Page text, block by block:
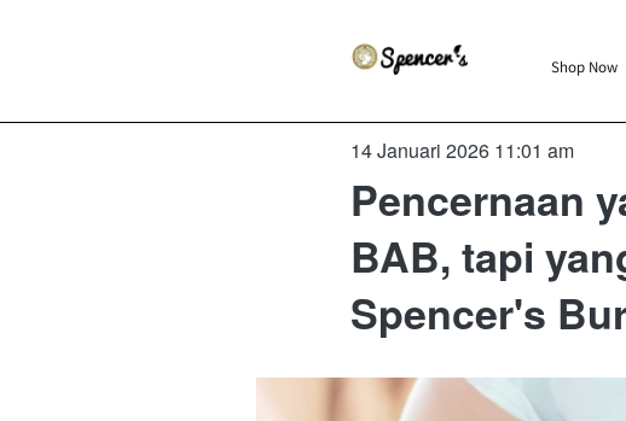
`
Shop Now
14 Januari 2026 11:01 am
Pencernaan
BAB, tapi
Spencer's